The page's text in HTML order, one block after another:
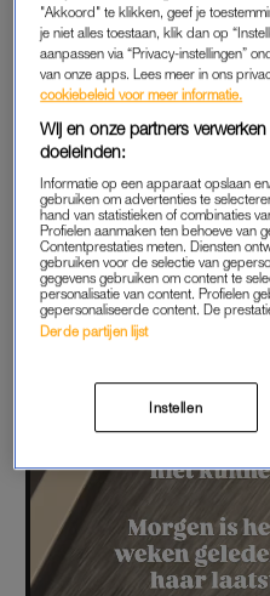
Elly maakte in maart in de
te hebben. Destijds gaf ze
willen ondergaan, vanwege
behandelingen voor haar
"Akkoord" te klikken, geef je
je niet alles toestaan, klik dan op
aanpassen via “Privacy-instellingen”
van onze apps. Lees meer in ons
cookiebeleid voor meer informatie.
Wij en onze partners
doeleinden:
Informatie op een apparaat opslaan
gebruiken om advertenties te
hand van statistieken of combinaties
Profielen aanmaken ten behoeve van
Contentprestaties meten. Diensten
gebruiken voor de selectie van
gegevens gebruiken om content te
personalisatie van content. Profielen
gepersonaliseerde content. De
Derde partijen lijst
Instellen